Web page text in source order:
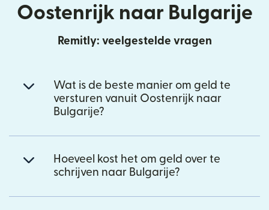
Oostenrijk naar Bulgarije
Remitly: veelgestelde vragen
Wat is de beste manier om geld te
versturen vanuit Oostenrijk naar
Bulgarije?
Hoeveel kost het om geld over te
schrijven naar Bulgarije?